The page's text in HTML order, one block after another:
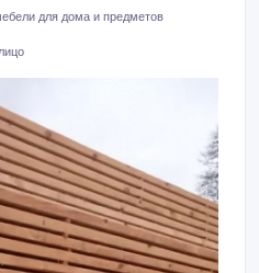
для дома и предметов